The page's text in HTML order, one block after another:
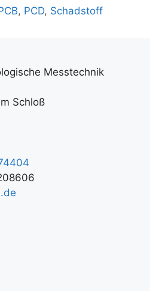
, PCD, Schadstoff
Messtechnik
Schloß